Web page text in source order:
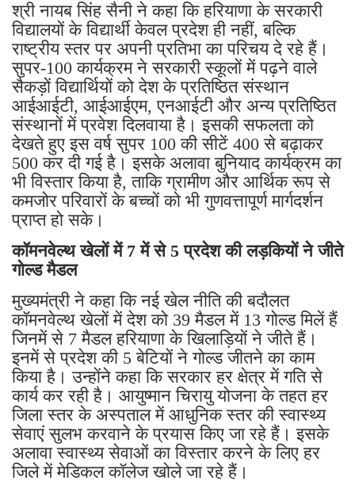
श्री नायब सिंह सैनी ने कहा कि हरियाणा के सरकारी
विद्यालयों के विद्यार्थी केवल प्रदेश ही नहीं, बल्कि
राष्ट्रीय स्तर पर अपनी प्रतिभा का परिचय दे रहे हैं।
सुपर-100 कार्यक्रम ने सरकारी स्कूलों में पढ़ने वाले
सैकड़ों विद्यार्थियों को देश के प्रतिष्ठित संस्थान
आईआईटी, आईआईएम, एनआईटी और अन्य प्रतिष्ठित
संस्थानों में प्रवेश दिलवाया है। इसकी सफलता को
देखते हुए इस वर्ष सुपर 100 की सीटें 400 से बढ़ाकर
500 कर दी गई है। इसके अलावा बुनियाद कार्यक्रम का
भी विस्तार किया है, ताकि ग्रामीण और आर्थिक रूप से
कमजोर परिवारों के बच्चों को भी गुणवत्तापूर्ण मार्गदर्शन
प्राप्त हो सके।
कॉमनवेल्थ खेलों में 7 में से 5 प्रदेश की लड़कियों ने जीते
गोल्ड मैडल
मुख्यमंत्री ने कहा कि नई खेल नीति की बदौलत
कॉमनवेल्थ खेलों में देश को 39 मैडल में 13 गोल्ड मिलें हैं
जिनमें से 7 मैडल हरियाणा के खिलाड़ियों ने जीते हैं।
इनमें से प्रदेश की 5 बेटियों ने गोल्ड जीतने का काम
किया है। उन्होंने कहा कि सरकार हर क्षेत्र में गति से
कार्य कर रही है। आयुष्मान चिरायु योजना के तहत हर
जिला स्तर के अस्पताल में आधुनिक स्तर की स्वास्थ्य
सेवाएं सुलभ करवाने के प्रयास किए जा रहे हैं। इसके
अलावा स्वास्थ्य सेवाओं का विस्तार करने के लिए हर
जिले में मेडिकल कॉलेज खोले जा रहे हैं।